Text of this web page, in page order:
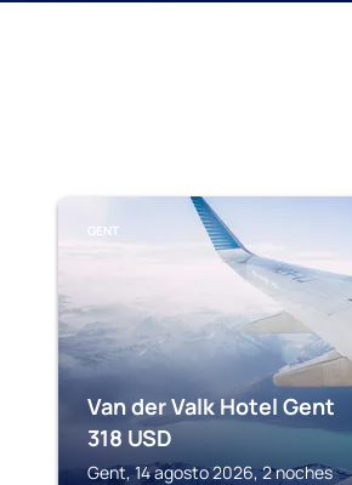
GENT
Van der Valk Hotel Gent
318 USD
Gent, 14 agosto 2026, 2 noches